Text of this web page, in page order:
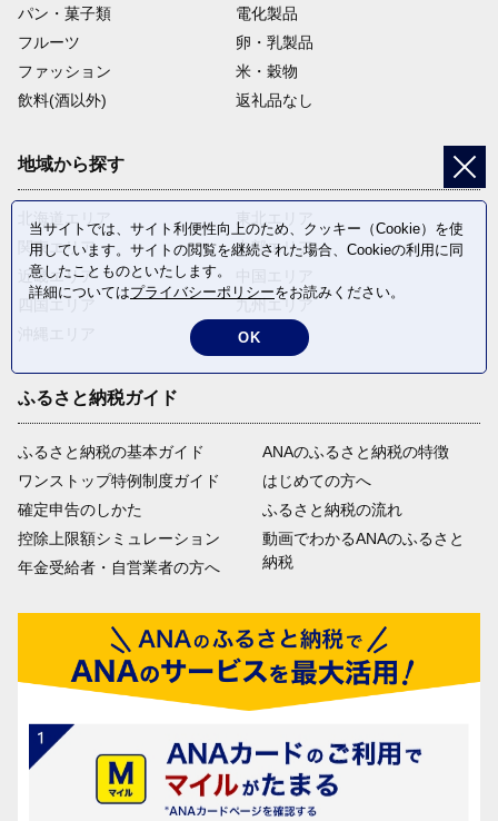
パン・菓子類
電化製品
フルーツ
卵・乳製品
ファッション
米・穀物
飲料(酒以外)
返礼品なし
地域から探す
北海道エリア
関東エリア
近畿エリア
四国エリア
東北エリア
中部エリア
九州エリア
ふるさと納税ガイド
ふるさと納税の基本ガイド
ワンストップ特例制度ガイド
確定申告のしかた
控除上限額シミュレーション
年金受給者・自営業者の方へ
ANAのふるさと納税の特徴
はじめての方へ
ふるさと納税の流れ
動画でわかるANAのふるさと
納税
当サイトでは、サイト利便性向上のため、クッキー（Cookie）を使
用しています。サイトの閲覧を継続された場合、Cookieの利用に同
意したことものといたします。
詳細についてはプライバシーポリシーをお読みください。
OK